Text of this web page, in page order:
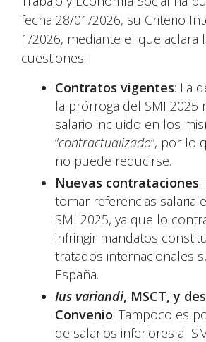
fecha 28/01/2026, su Criterio
1/2026, mediante el que aclara
cuestiones:
Contratos vigentes: La
la prórroga del SMI 2025
salario incluido en los
“contractualizado”, por lo
no puede reducirse.
Nuevas contrataciones:
tomar referencias
SMI 2025, ya que lo
infringir mandatos
tratados internacionales
España.
Ius variandi, MSCT, y
Convenio: Tampoco es
de salarios inferiores al